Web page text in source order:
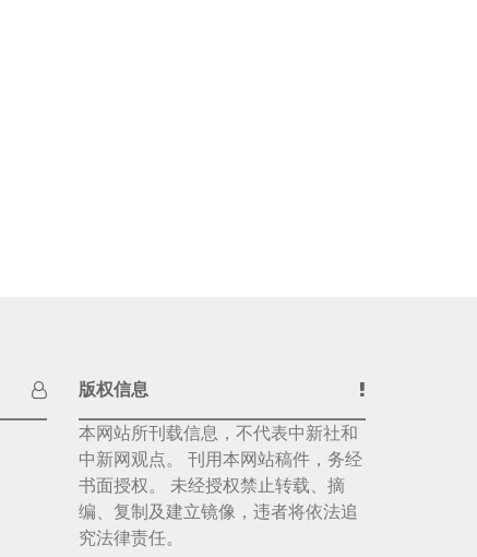
版权信息
本网站所刊载信息，不代表中新社和
中新网观点。 刊用本网站稿件，务经
书面授权。 未经授权禁止转载、摘
编、复制及建立镜像，违者将依法追
究法律责任。